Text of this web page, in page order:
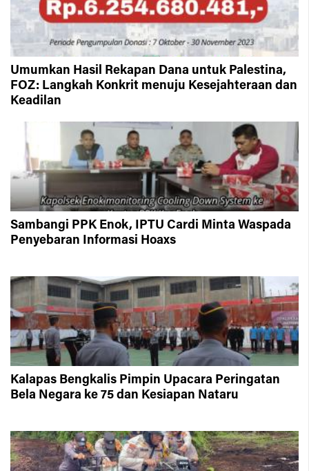
Umumkan Hasil Rekapan Dana untuk Palestina,
FOZ: Langkah Konkrit menuju Kesejahteraan dan
Keadilan
Sambangi PPK Enok, IPTU Cardi Minta Waspada
Penyebaran Informasi Hoaxs
Kalapas Bengkalis Pimpin Upacara Peringatan
Bela Negara ke 75 dan Kesiapan Nataru